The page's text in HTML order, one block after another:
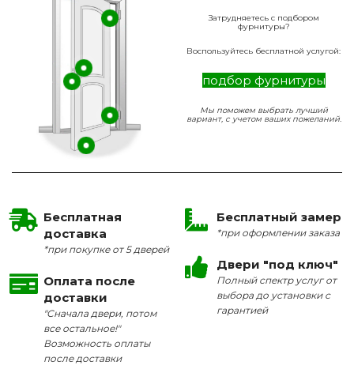
Затрудняетесь с подбором
фурнитуры?
Воспользуйтесь бесплатной услугой:
подбор фурнитуры
Мы поможем выбрать лучший
вариант, с учетом ваших пожеланий.
Бесплатная
доставка
*при покупке от 5 дверей
Оплата после
доставки
"Сначала двери, потом
все остальное!"
Возможность оплаты
после доставки
Бесплатный замер
*при оформлении заказа
Двери "под ключ"
Полный спектр услуг от
выбора до установки с
гарантией